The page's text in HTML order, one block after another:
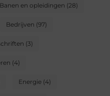
Banen en opleidingen (28)
Bedrijven (97)
(3)
(4)
Energie(4)